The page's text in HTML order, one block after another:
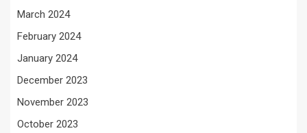
March 2024
February 2024
January 2024
December 2023
November 2023
October 2023